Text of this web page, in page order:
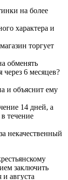
на более
характера и
торгует
обменять
через 6 месяцев?
и объяснит ему
14 дней, а
течение
некачественный
заключить
августа